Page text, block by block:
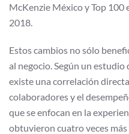
McKenzie México y Top
2018.
Estos cambios no sólo
al negocio. Según un estudio
existe una correlación
colaboradores y el
que se enfocan en la
obtuvieron cuatro veces más